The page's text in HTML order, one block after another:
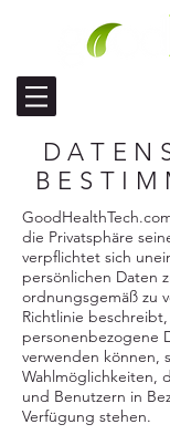
die Privatsphäre
verpflichtet sich
persönlichen Daten
ordnungsgemäß zu
Richtlinie
personenbezogene
verwenden können,
Wahlmöglichkeiten,
und Benutzern in
Verfügung stehen.